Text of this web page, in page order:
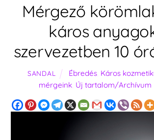
Mérgező
káros
szervezetben 10
SANDAL Ébredés, Káros
mérgeink Új tartalom/Archívum